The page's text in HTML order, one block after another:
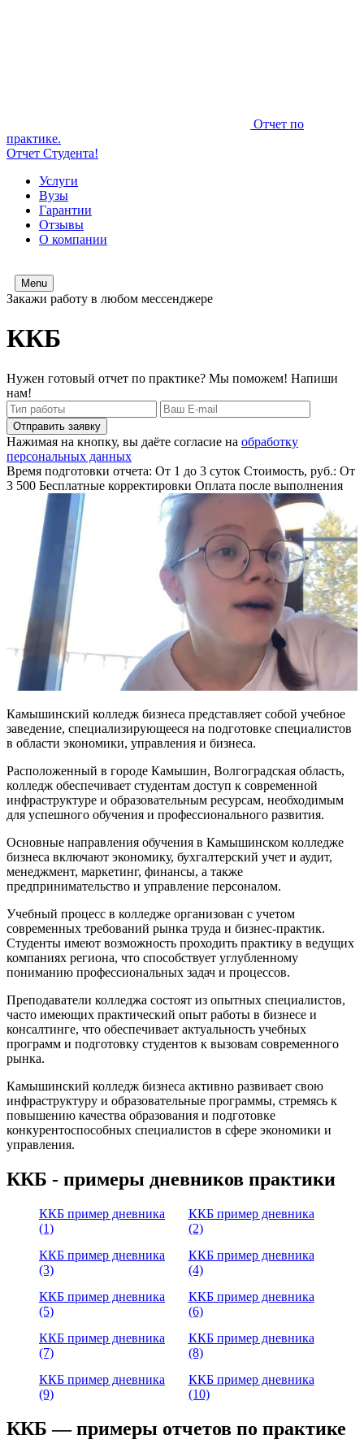
Отчет по
практике.
Отчет Студента!
Услуги
Вузы
Гарантии
Отзывы
О компании
Menu
Закажи работу в любом мессенджере
ККБ
Нужен готовый отчет по практике? Мы поможем! Напиши
нам!
Отправить заявку
Нажимая на кнопку, вы даёте согласие на обработку
персональных данных
Время подготовки отчета: От 1 до 3 суток Стоимость, руб.: От
3 500 Бесплатные корректировки Оплата после выполнения
Камышинский колледж бизнеса представляет собой учебное
заведение, специализирующееся на подготовке специалистов
в области экономики, управления и бизнеса.
Расположенный в городе Камышин, Волгоградская область,
колледж обеспечивает студентам доступ к современной
инфраструктуре и образовательным ресурсам, необходимым
для успешного обучения и профессионального развития.
Основные направления обучения в Камышинском колледже
бизнеса включают экономику, бухгалтерский учет и аудит,
менеджмент, маркетинг, финансы, а также
предпринимательство и управление персоналом.
Учебный процесс в колледже организован с учетом
современных требований рынка труда и бизнес-практик.
Студенты имеют возможность проходить практику в ведущих
компаниях региона, что способствует углубленному
пониманию профессиональных задач и процессов.
Преподаватели колледжа состоят из опытных специалистов,
часто имеющих практический опыт работы в бизнесе и
консалтинге, что обеспечивает актуальность учебных
программ и подготовку студентов к вызовам современного
рынка.
Камышинский колледж бизнеса активно развивает свою
инфраструктуру и образовательные программы, стремясь к
повышению качества образования и подготовке
конкурентоспособных специалистов в сфере экономики и
управления.
ККБ - примеры дневников практики
ККБ пример дневника
(1)
ККБ пример дневника
(2)
ККБ пример дневника
(3)
ККБ пример дневника
(4)
ККБ пример дневника
(5)
ККБ пример дневника
(6)
ККБ пример дневника
(7)
ККБ пример дневника
(8)
ККБ пример дневника
(9)
ККБ пример дневника
(10)
ККБ — примеры отчетов по практике